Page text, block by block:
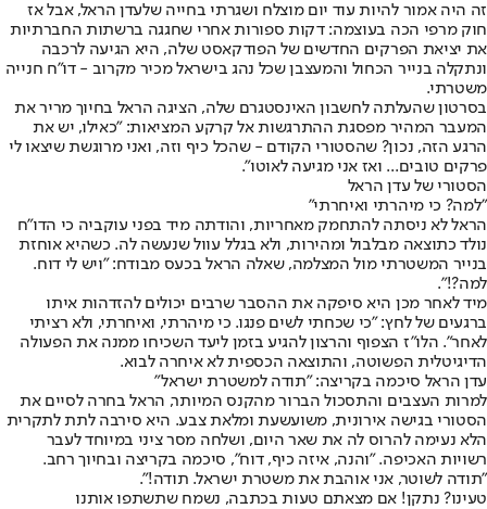
זה היה אמור להיות עוד יום מוצלח ושגרתי בחייה שלעדן הראל, אבל אז
חוק מרפי הכה בעוצמה: דקות ספורות אחרי שחגגה ברשתות החברתיות
את יציאת הפרקים החדשים של הפודקאסט שלה, היא הגיעה לרכבה
ונתקלה בנייר הכחול והמעצבן שכל נהג בישראל מכיר מקרוב - דו"ח חנייה
משטרתי.
בסרטון שהעלתה לחשבון האינסטגרם שלה, הציגה הראל בחיוך מריר את
המעבר המהיר מפסגת ההתרגשות אל קרקע המציאות: "כאילו, יש את
הרגע הזה, נכון? שהסטורי הקודם - שהכל כיף וזה, ואני מרוגשת שיצאו לי
פרקים טובים... ואז אני מגיעה לאוטו".
הסטורי של עדן הראל
"למה? כי מיהרתי ואיחרתי"
הראל לא ניסתה להתחמק מאחריות, והודתה מיד בפני עוקביה כי הדו"ח
נולד כתוצאה מבלבול ומהירות, ולא בגלל עוול שנעשה לה. כשהיא אוחזת
בנייר המשטרתי מול המצלמה, שאלה הראל בכעס מבודח: "ויש לי דוח.
למה?!".
מיד לאחר מכן היא סיפקה את ההסבר שרבים יכולים להזדהות איתו
ברגעים של לחץ: "כי שכחתי לשים פנגו. כי מיהרתי, ואיחרתי, ולא רציתי
לאחר". הלו"ז הצפוף והרצון להגיע בזמן ליעד השכיחו ממנה את הפעולה
הדיגיטלית הפשוטה, והתוצאה הכספית לא איחרה לבוא.
עדן הראל סיכמה בקריצה: "תודה למשטרת ישראל"
למרות העצבים והתסכול הברור מהקנס המיותר, הראל בחרה לסיים את
הסטורי בגישה אירונית, משועשעת ומלאת צבע. היא סירבה לתת לתקרית
הלא נעימה להרוס לה את שאר היום, ושלחה מסר ציני במיוחד לעבר
רשויות האכיפה. "והנה, איזה כיף, דוח", סיכמה בקריצה ובחיוך רחב.
"תודה לשוטר, אני אוהבת את משטרת ישראל. תודה!".
טעינו? נתקן! אם מצאתם טעות בכתבה, נשמח שתשתפו אותנו